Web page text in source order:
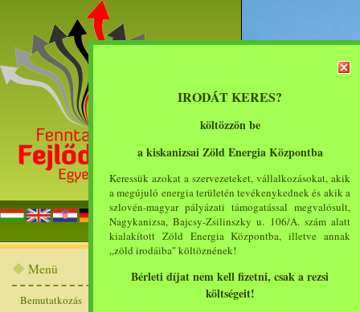
IRODÁT KERES?
költözzön be
a kiskanizsai Zöld Energia Központba
Keressük azokat a szervezeteket, vállalkozásokat, akik
a megújuló energia területén tevékenykednek és akik a
szlovén-magyar pályázati támogatással megvalósult,
Nagykanizsa, Bajcsy-Zsilinszky u. 106/A. szám alatt
kialakított Zöld Energia Központba, illetve annak
„zöld irodáiba" költöznének!
Bérleti díjat nem kell fizetni, csak a rezsi
költségeit!
főoldal
Menü
Bemutatkozás
Események
[<]12